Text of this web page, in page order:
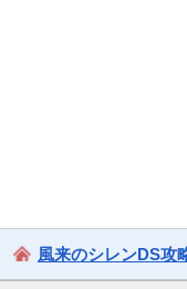
風来のシレンDS攻